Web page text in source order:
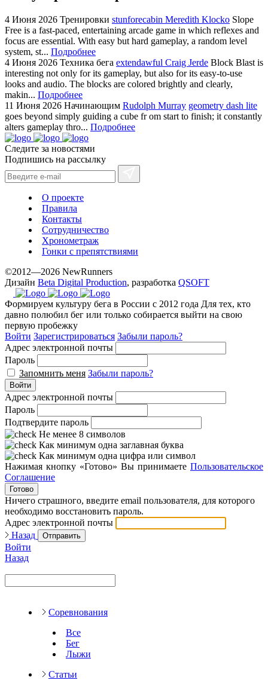
4 Июня 2026 Тренировки stunforecabin Meredith Klocko Slope
Free is a fast-paced, entertaining arcade game in which reflexes and
focus are essential. With easy but hard gameplay, a random level
system, st... Подробнее
4 Июня 2026 Техника бега extendawful Craig Jerde Block Blast is
interesting not only for its gameplay, but also for its easy-to-use
looks and audio. The blocks are colored brightly and clearly,
makin... Подробнее
11 Июня 2026 Начинающим Rudolph Murray geometry dash lite
goes beyond simply guiding a cube fr om start to finish; it constantly
alters gameplay thro... Подробнее
Следите за новостями
Подпишись на рассылку
О проекте
Правила
Контакты
Сотрудничество
Хронометраж
Гонки с препятствиями
©2012—2026 NewRunners
Дизайн Beta Digital Production, разработка QSOFT
Формируем культуру бега в России с 2012 года Для тех, кто
давно полюбил бег или только собирается выйти на свою
первую пробежку
Войти Зарегистрироваться Забыли пароль?
Адрес электронной почты
Пароль
Запомнить меня Забыли пароль?
Войти
Адрес электронной почты
Пароль
Подтвердите пароль
Не менее 8 символов
Как минимум одна заглавная буква
Как минимум одна цифра или символ
Нажимая кнопку «Готово» Вы принимаете Пользовательское
Соглашение
Готово
Ничего страшного, введите email пользователя, для которого
необходимо восстановить пароль.
Адрес электронной почты
Назад
Отправить
Войти
Назад
Соревнования
Все
Бег
Лыжи
Статьи